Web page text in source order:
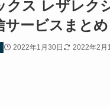
クス レザレ
サービスまとめ
2022年1月30日 2022年2月